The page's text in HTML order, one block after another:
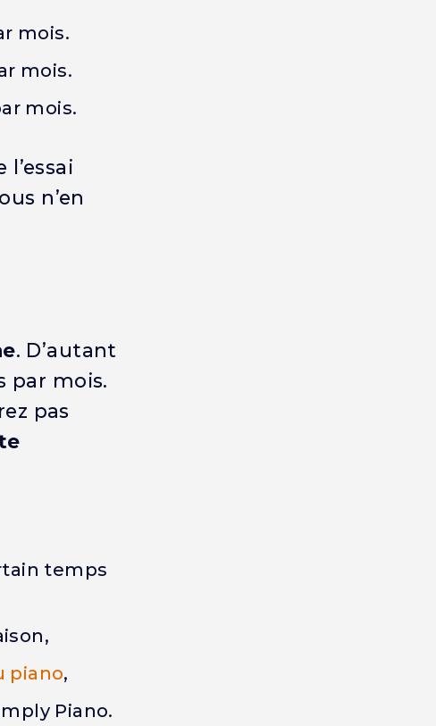
mois.
mois.
mois.
n’en
. D’autant
par mois.
pas
temps
piano,
Piano.